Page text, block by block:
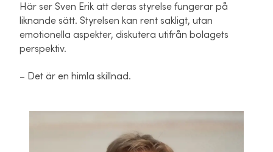
Här ser Sven Erik att deras styrelse fungerar på
liknande sätt. Styrelsen kan rent sakligt, utan
emotionella aspekter, diskutera utifrån bolagets
perspektiv.
– Det är en himla skillnad.